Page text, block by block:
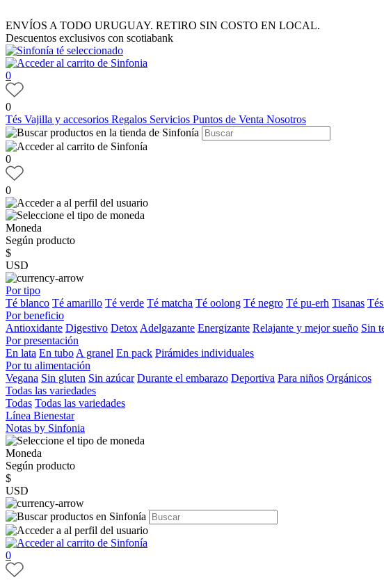
ENVÍOS A TODO URUGUAY. RETIRO SIN COSTO EN LOCAL.
Descuentos exclusivos con scotiabank
0
0
Tés Vajilla y accesorios Regalos Servicios Puntos de Venta Nosotros
0
0
Moneda
Según producto
$
USD
Por tipo
Té blanco Té amarillo Té verde Té matcha Té oolong Té negro Té pu-erh Tisanas
Por beneficio
Antioxidante Digestivo Detox Adelgazante Energizante Relajante y mejor sueño Sin
Por presentación
En lata En tubo A granel En pack Pirámides individuales
Por tu alimentación
Vegana Sin gluten Sin azúcar Durante el embarazo Deportiva Para niños Orgánicos
Todas las variedades
Todas Todas las variedades
Línea Bienestar
Notas by Sinfonia
Moneda
Según producto
$
USD
0